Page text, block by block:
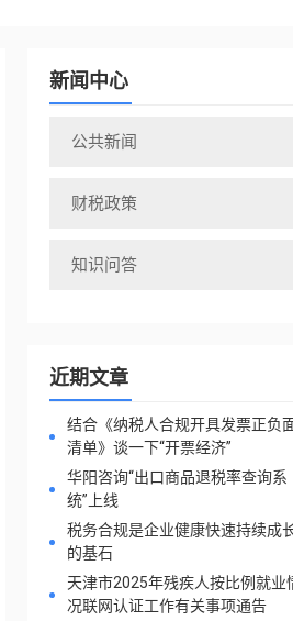
新闻中心
公共新闻
财税政策
知识问答
近期文章
结合《纳税人合规开具发票正负
清单》谈一下“开票经济”
华阳咨询“出口商品退税率查询系
统”上线
税务合规是企业健康快速持续成
的基石
天津市2025年残疾人按比例就业
况联网认证工作有关事项通告